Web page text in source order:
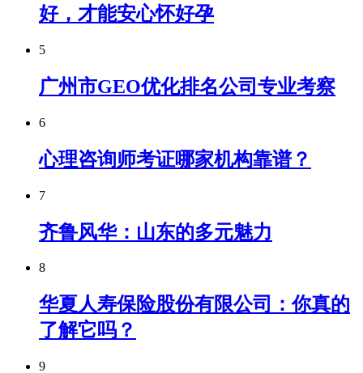
好，才能安心怀好孕
5
广州市GEO优化排名公司专业考察
6
心理咨询师考证哪家机构靠谱？
7
齐鲁风华：山东的多元魅力
8
华夏人寿保险股份有限公司：你真的
了解它吗？
9